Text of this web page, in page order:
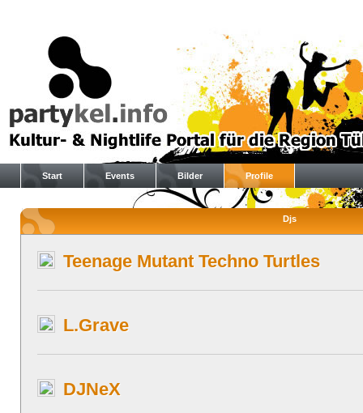
Start Events Bilder Profile
Djs
Teenage Mutant Techno Turtles
L.Grave
DJNeX